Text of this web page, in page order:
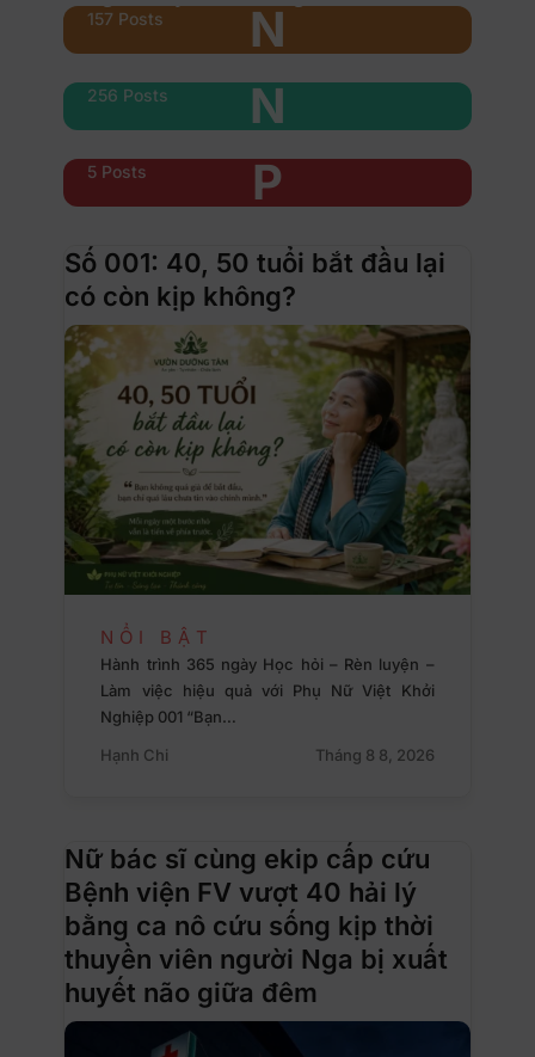
N
157 Posts
N
256 Posts
P
5 Posts
Số 001: 40, 50 tuổi bắt đầu lại
có còn kịp không?
NỔI BẬT
Hành trình 365 ngày Học hỏi – Rèn luyện –
Làm việc hiệu quả với Phụ Nữ Việt Khởi
Nghiệp 001 “Bạn…
Hạnh Chi
Tháng 8 8, 2026
Nữ bác sĩ cùng ekip cấp cứu
Bệnh viện FV vượt 40 hải lý
bằng ca nô cứu sống kịp thời
thuyền viên người Nga bị xuất
huyết não giữa đêm